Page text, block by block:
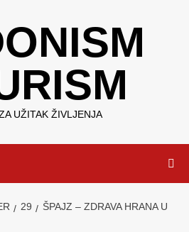
UŽITAK ŽIVLJENJA
29
ŠPAJZ – ZDRAVA HRANA U